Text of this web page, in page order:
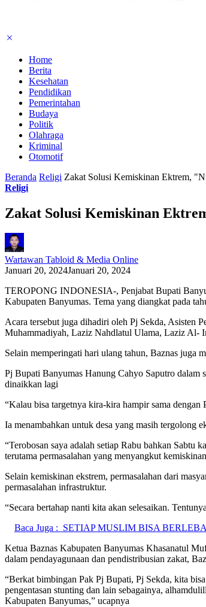
Home
Berita
Kesehatan
Pendidikan
Pemerintahan
Budaya
Politik
Olahraga
Kriminal
Otomotif
Beranda Religi Zakat Solusi Kemiskinan Ektrem,
Religi
Zakat Solusi Kemiskinan
Wartawan Tabloid & Media Online
Januari 20, 2024Januari 20, 2024
TEROPONG INDONESIA-, Penjabat Bupati
Kabupaten Banyumas. Tema yang diangkat pada
Acara tersebut juga dihadiri oleh Pj Sekda, Asisten
Muhammadiyah, Laziz Nahdlatul Ulama, Laziz Al-
Selain memperingati hari ulang tahun, Baznas juga
Pj Bupati Banyumas Hanung Cahyo Saputro dalam
dinaikkan lagi
“Kalau bisa targetnya kira-kira hampir sama dengan
Ia menambahkan untuk desa yang masih tergolong
“Terobosan saya adalah setiap Rabu bahkan Sabtu
terutama permasalahan yang menyangkut
Selain kemiskinan ekstrem, permasalahan dari
permasalahan infrastruktur.
“Secara bertahap nanti kita akan selesaikan.
Baca Juga : SETIAP MUSLIM BISA
Ketua Baznas Kabupaten Banyumas Khasanatul
dalam pendayagunaan dan pendistribusian zakat,
“Berkat bimbingan Pak Pj Bupati, Pj Sekda, kita
pengentasan stunting dan lain sebagainya,
Kabupaten Banyumas,” ucapnya